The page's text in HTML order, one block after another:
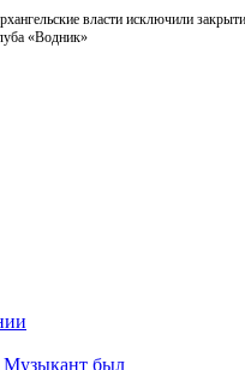
власти исключили
«Водник»
Музыкант был